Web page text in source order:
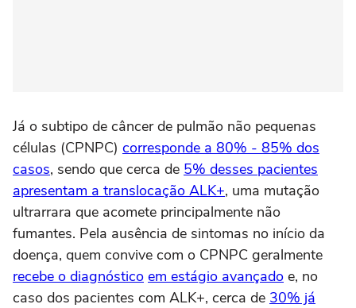
Já o subtipo de câncer de pulmão não pequenas
células (CPNPC) corresponde a 80% - 85% dos
casos, sendo que cerca de 5% desses pacientes
apresentam a translocação ALK+, uma mutação
ultrarrara que acomete principalmente não
fumantes. Pela ausência de sintomas no início da
doença, quem convive com o CPNPC geralmente
recebe o diagnóstico em estágio avançado e, no
caso dos pacientes com ALK+, cerca de 30% já